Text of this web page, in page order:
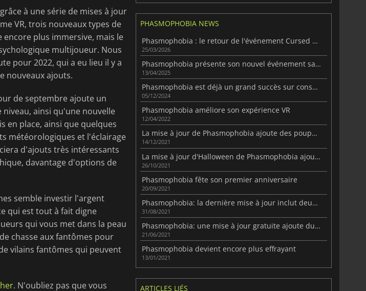
à une série de mises à jour
VR, trois nouveaux types de
encore plus immersive, mais le
multijoueur. Nous
pour 2022, qui a eu lieu il y a
nouveaux ajouts.
de septembre ajoute un
ainsi qu'une nouvelle
en place, ainsi que quelques
météorologiques et l'éclairage
d'ajouts très intéressants
davantage d'options de
semble investir l'argent
qui est tout à fait digne
qui vous met dans la peau
chasse aux fantômes pour
vilains fantômes qui peuvent
. N'oubliez pas que vous
PHASMOPHOBIA NEWS
Phasmophobia : le retour de l'événement Cursed Hollow en mars
25/03/2026
Phasmophobia présente son nouvel événement saisonnier effrayant
13/04/2025
Phasmophobia est déjà un grand succès sur consoles
05/12/2024
Phasmophobia améliore son expérience VR
12/04/2022
La mise à jour de Phasmophobia ajoute des poupées vaudoues et un nouveau fantôme.
14/12/2021
La mise à jour d'Halloween de Phasmophobia ajoute une carte en extérieur.
26/10/2021
Phasmophobia fête son premier anniversaire
20/09/2021
Phasmophobia: la dernière mise à jour inclut deux nouveaux fantômes
31/08/2021
Phasmophobia: une mise à jour gratuite ajoute du nouveau contenu
21/06/2021
Phasmophobia devient encore plus effrayant
13/01/2021
ARTICLES LIÉS